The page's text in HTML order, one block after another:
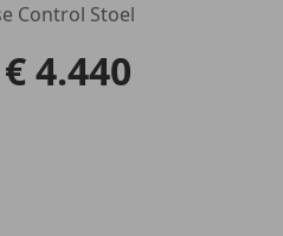
Control Stoel
€ 4.440